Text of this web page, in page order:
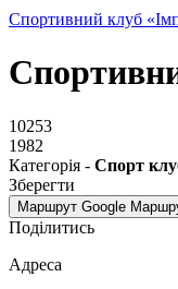
Спортивний клуб
10253
1982
Категорія - Спорт
Зберегти
Маршрут Google
Поділитись
Адреса